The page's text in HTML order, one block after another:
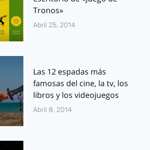
Tronos»
Abril 25, 2014
Las 12 espadas más
famosas del cine, la tv, los
libros y los videojuegos
Abril 8, 2014